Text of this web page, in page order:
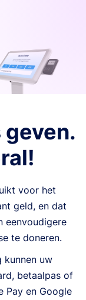
voor het
geld, en dat
eenvoudigere
te doneren.
kunnen uw
betaalpas of
Pay en Google